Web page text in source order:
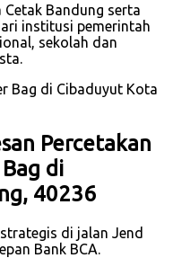
Bandung serta
institusi pemerintah
sekolah dan
Percetakan
di
40236
di jalan Jend
Bank BCA.